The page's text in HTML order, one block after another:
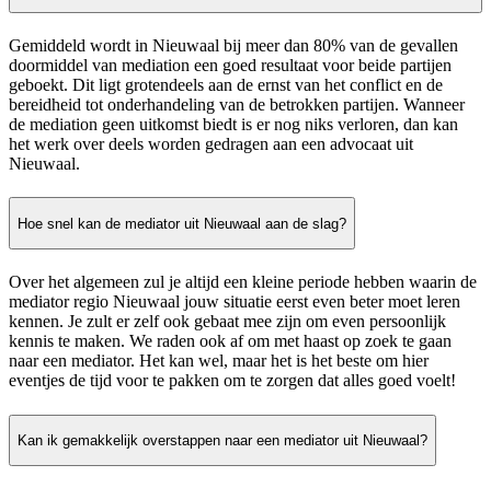
Gemiddeld wordt in Nieuwaal bij meer dan 80% van de gevallen
doormiddel van mediation een goed resultaat voor beide partijen
geboekt. Dit ligt grotendeels aan de ernst van het conflict en de
bereidheid tot onderhandeling van de betrokken partijen. Wanneer
de mediation geen uitkomst biedt is er nog niks verloren, dan kan
het werk over deels worden gedragen aan een advocaat uit
Nieuwaal.
Hoe snel kan de mediator uit Nieuwaal aan de slag?
Over het algemeen zul je altijd een kleine periode hebben waarin de
mediator regio Nieuwaal jouw situatie eerst even beter moet leren
kennen. Je zult er zelf ook gebaat mee zijn om even persoonlijk
kennis te maken. We raden ook af om met haast op zoek te gaan
naar een mediator. Het kan wel, maar het is het beste om hier
eventjes de tijd voor te pakken om te zorgen dat alles goed voelt!
Kan ik gemakkelijk overstappen naar een mediator uit Nieuwaal?